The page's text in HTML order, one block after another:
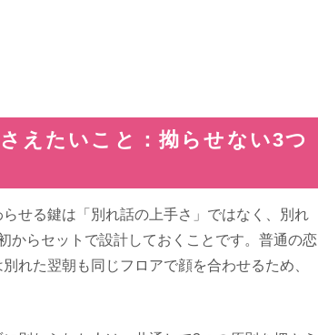
えたいこと：拗らせない3つ
せる鍵は「別れ話の上手さ」ではなく、別れ
からセットで設計しておくことです。普通の恋
れた翌朝も同じフロアで顔を合わせるため、